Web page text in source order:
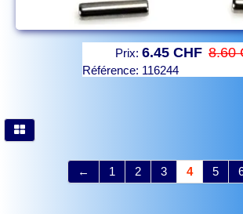
Prix: 6.45 CHF 8.60
Référence: 116244
← 1 2 3 4 5